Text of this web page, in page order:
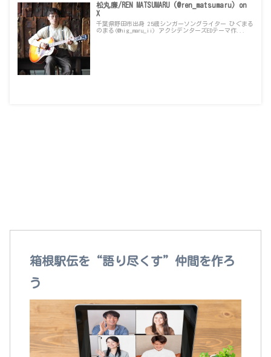
松丸廉/REN MATSUMARU (@ren_matsumaru) on
X
千葉県野田市出身 25歳シンガーソングライター ひぐまる
のまる(@hig_maru_ii) アクシデンターズEDテーマ作...
箱根駅伝を“語り尽くす”仲間を作ろ
う